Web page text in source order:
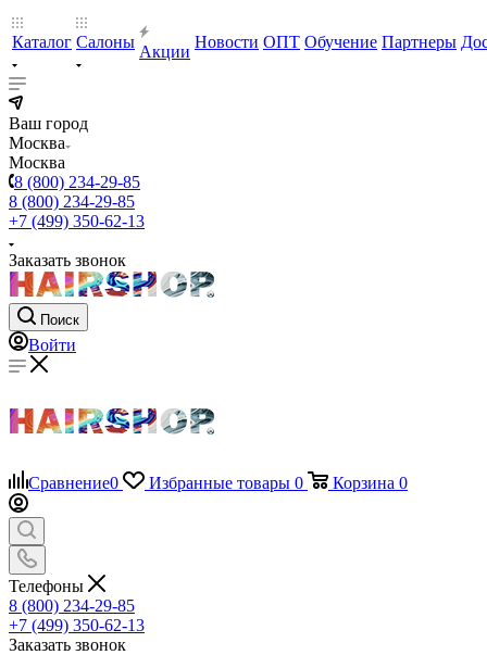
Каталог Салоны
Акции
Новости ОПТ Обучение Партнеры
Ваш город
Москва
Москва
8 (800) 234-29-85
8 (800) 234-29-85
+7 (499) 350-62-13
Заказать звонок
Поиск
Войти
Сравнение0 Избранные товары 0 Корзина 0
Телефоны
8 (800) 234-29-85
+7 (499) 350-62-13
Заказать звонок